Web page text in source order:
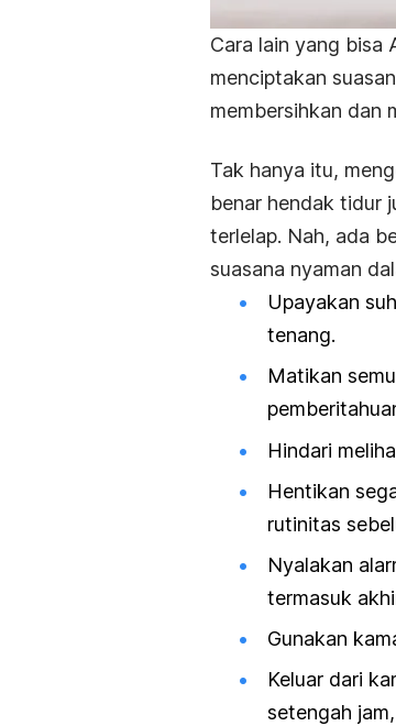
Cara lain yang bisa
menciptakan
membersihkan dan
Tak hanya itu,
benar hendak tidur
terlelap. Nah, ada
suasana nyaman
Upayakan
tenang.
Matikan
Hindari
Hentikan
rutinitas
Nyalakan
termasuk
Gunakan
Keluar dari
setengah